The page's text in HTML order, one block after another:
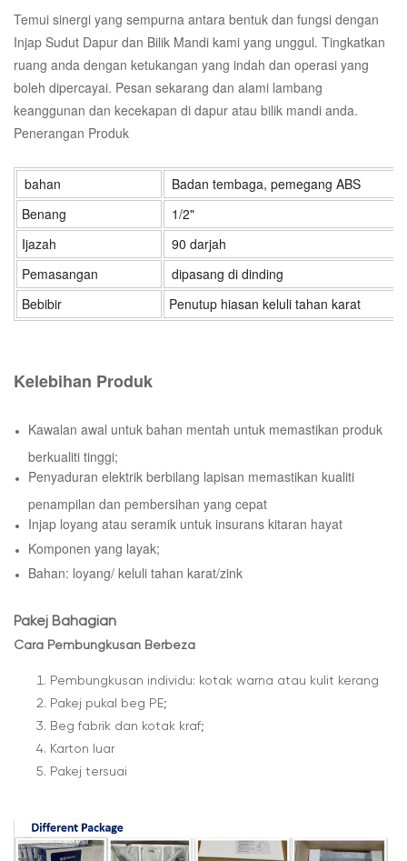
Temui sinergi yang sempurna antara bentuk dan fungsi dengan
Injap Sudut Dapur dan Bilik Mandi kami yang unggul. Tingkatkan
ruang anda dengan ketukangan yang indah dan operasi yang
boleh dipercayai. Pesan sekarang dan alami lambang
keanggunan dan kecekapan di dapur atau bilik mandi anda.
Penerangan Produk
bahan
Badan tembaga, pemegang ABS
Benang
1/2"
Ijazah
90 darjah
Pemasangan
dipasang di dinding
Bebibir
Penutup hiasan keluli tahan karat
Kelebihan Produk
Kawalan awal untuk bahan mentah untuk memastikan produk
berkualiti tinggi;
Penyaduran elektrik berbilang lapisan memastikan kualiti
penampilan dan pembersihan yang cepat
Injap loyang atau seramik untuk insurans kitaran hayat
Komponen yang layak;
Bahan: loyang/ keluli tahan karat/zink
Pakej Bahagian
Cara Pembungkusan Berbeza
Pembungkusan individu: kotak warna atau kulit kerang
Pakej pukal beg PE;
Beg fabrik dan kotak kraf;
Karton luar
Pakej tersuai